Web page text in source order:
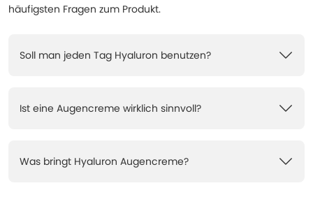
häufigsten Fragen zum Produkt.
Soll man jeden Tag Hyaluron benutzen?
Ist eine Augencreme wirklich sinnvoll?
Was bringt Hyaluron Augencreme?